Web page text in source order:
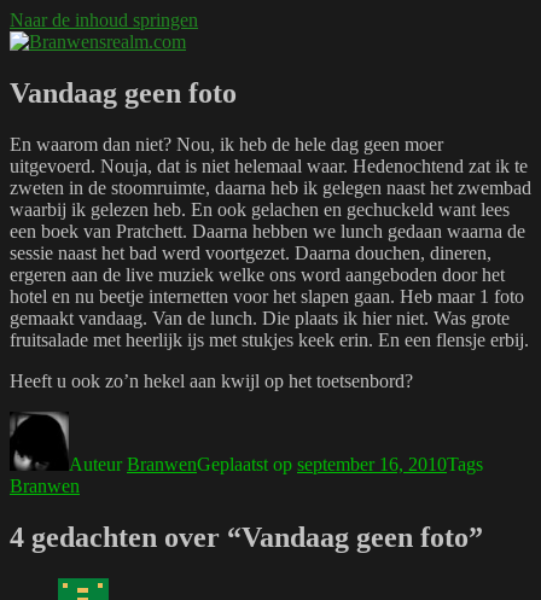
Naar de inhoud springen
Vandaag geen foto
En waarom dan niet? Nou, ik heb de hele dag geen moer
uitgevoerd. Nouja, dat is niet helemaal waar. Hedenochtend zat ik te
zweten in de stoomruimte, daarna heb ik gelegen naast het zwembad
waarbij ik gelezen heb. En ook gelachen en gechuckeld want lees
een boek van Pratchett. Daarna hebben we lunch gedaan waarna de
sessie naast het bad werd voortgezet. Daarna douchen, dineren,
ergeren aan de live muziek welke ons word aangeboden door het
hotel en nu beetje internetten voor het slapen gaan. Heb maar 1 foto
gemaakt vandaag. Van de lunch. Die plaats ik hier niet. Was grote
fruitsalade met heerlijk ijs met stukjes keek erin. En een flensje erbij.
Heeft u ook zo’n hekel aan kwijl op het toetsenbord?
AuteurBranwenGeplaatst op september 16, 2010Tags
Branwen
4 gedachten over “Vandaag geen foto”